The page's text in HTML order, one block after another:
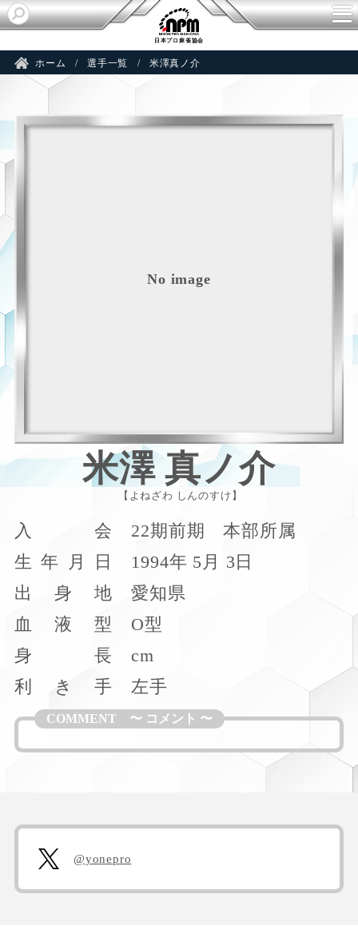
日本プロ麻雀協会
ホーム 選手一覧 米澤真ノ介
No image
米澤 真ノ介
よねざわ しんのすけ
入 会
22期前期 本部所属
生 年 月 日
1994年 5月 3日
出
身 地
愛知県
血
液 型
O型
身
長
cm
利
き 手 左手
@yonepro